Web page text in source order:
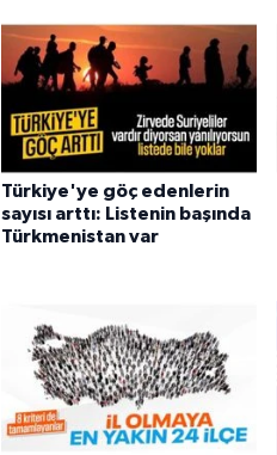
Türkiye'ye göç edenlerin
sayısı arttı: Listenin başında
Türkmenistan var